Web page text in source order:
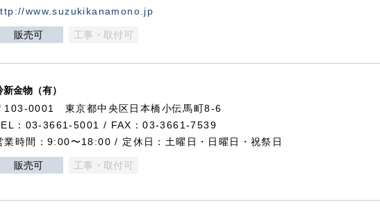
www.suzukikanamono.jp
販売可 工事・取付可
新金物（有）
103-0001 東京都中央区日本橋小伝馬町8-6
：03-3661-5001 / FAX：03-3661-7539
業時間：9:00〜18:00 / 定休日：土曜日・日曜日・祝祭日
販売可 工事・取付可